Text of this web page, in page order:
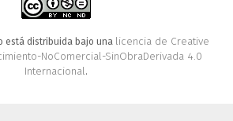
está distribuida bajo una licencia de Creative
NoComercial-SinObraDerivada 4.0
Internacional.